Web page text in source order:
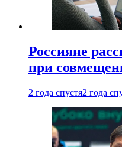
Россияне
при
2 года спустя2 года